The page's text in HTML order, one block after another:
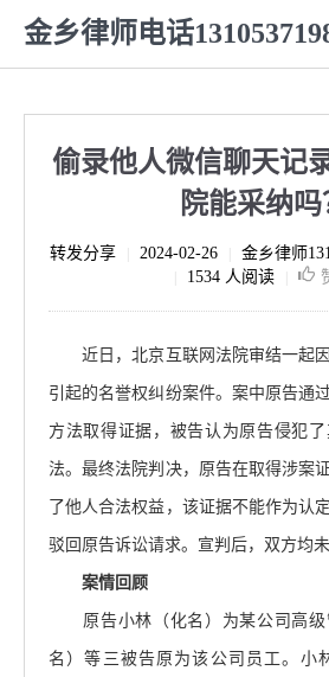
金乡律师电话
偷录他人微信聊天记
院能采纳吗
转发分享 2024-02-26 金乡律师
1534 人阅读
近日，北京互联网法院审结一起
引起的名誉权纠纷案件。案中原告通
方法取得证据，被告认为原告侵犯
法。最终法院判决，原告在取得涉案
了他人合法权益，该证据不能作为认
驳回原告诉讼请求。宣判后，双方均
案情回顾
原告小林（化名）为某公司高级
名）等三被告原为该公司员工。小